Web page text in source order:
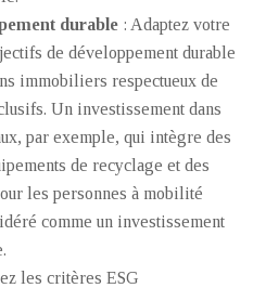
durable : Adaptez votre
de développement durable
immobiliers respectueux de
Un investissement dans
par exemple, qui intègre des
de recyclage et des
les personnes à mobilité
comme un investissement
les critères ESG